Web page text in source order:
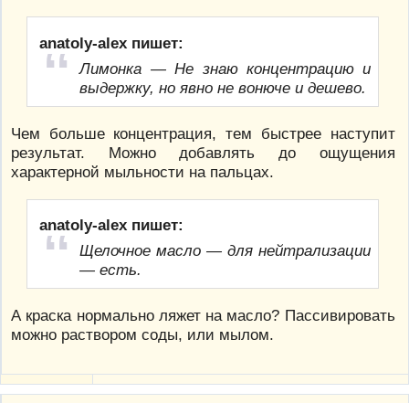
anatoly-alex пишет:
Лимонка — Не знаю концентрацию и
выдержку, но явно не вонюче и дешево.
Чем больше концентрация, тем быстрее наступит
результат. Можно добавлять до ощущения
характерной мыльности на пальцах.
anatoly-alex пишет:
Щелочное масло — для нейтрализации
— есть.
А краска нормально ляжет на масло? Пассивировать
можно раствором соды, или мылом.